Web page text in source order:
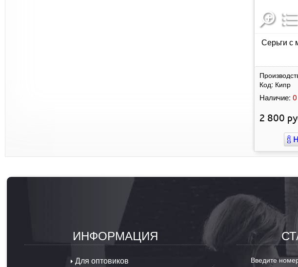
Серьги с
Код: Кипр
Наличие: 0
2 800
ИНФОРМАЦИЯ
Для оптовиков
Введите